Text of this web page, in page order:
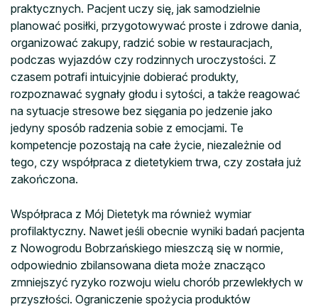
praktycznych. Pacjent uczy się, jak samodzielnie
planować posiłki, przygotowywać proste i zdrowe dania,
organizować zakupy, radzić sobie w restauracjach,
podczas wyjazdów czy rodzinnych uroczystości. Z
czasem potrafi intuicyjnie dobierać produkty,
rozpoznawać sygnały głodu i sytości, a także reagować
na sytuacje stresowe bez sięgania po jedzenie jako
jedyny sposób radzenia sobie z emocjami. Te
kompetencje pozostają na całe życie, niezależnie od
tego, czy współpraca z dietetykiem trwa, czy została już
zakończona.
Współpraca z Mój Dietetyk ma również wymiar
profilaktyczny. Nawet jeśli obecnie wyniki badań pacjenta
z Nowogrodu Bobrzańskiego mieszczą się w normie,
odpowiednio zbilansowana dieta może znacząco
zmniejszyć ryzyko rozwoju wielu chorób przewlekłych w
przyszłości. Ograniczenie spożycia produktów